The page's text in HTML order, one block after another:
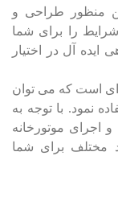
منظور طراحی و
را برای شما
ایده ‌آل در اختیار
است که می توان
نمود. با توجه به
اجرای موتورخانه
مختلف برای شما